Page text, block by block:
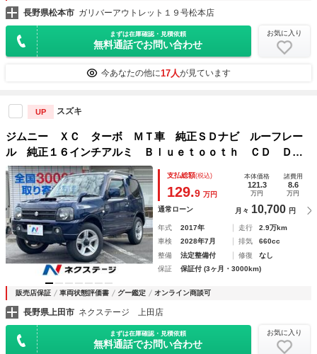
長野県松本市 ガリバーアウトレット１９号松本店
まずは在庫確認・見積依頼
無料通話でお問い合わせ
お気に入り
今あなたの他に17人が見ています
UP スズキ
ジムニー ＸＣ ターボ ＭＴ車 純正ＳＤナビ ルーフレー
ル 純正１６インチアルミ Ｂｌｕｅｔｏｏｔｈ ＣＤ ＤＶ
Ｄ再生 フルセグ 電動格納ミラー フォグライト ヘッドラ
イトレベライザー
支払総額(税込)
129.9 万円
本体価格
121.3
万円
諸費用
8.6
万円
通常ローン 月々 10,700 円
年式 2017年 走行
2.9万km
車検
2028年7月 排気
660cc
整備
法定整備付 修復
なし
保証
保証付 (3ヶ月・3000km)
販売店保証 車両状態評価書 グー鑑定 オンライン商談可
長野県上田市 ネクステージ 上田店
まずは在庫確認・見積依頼
無料通話でお問い合わせ
お気に入り